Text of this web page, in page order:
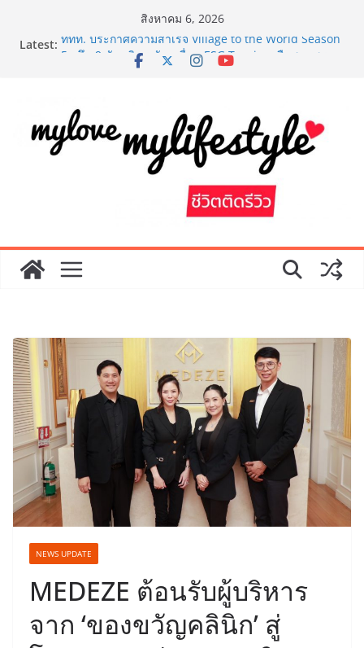
สิงหาคม 6, 2026
Latest: ททท. ประกาศความสำเร็จ Village to the World Season
5 ผนึก 9 พันธมิตร ขับเคลื่อน ESG Tourism สืบสานพระ
แห่งใหม่ในชลบุรี เดินหน้าขยายฐานการผลิตสู่เอเชียตะวัน
ออกเฉียงใต้ เสริมแกร่งยุทธศาสตร์ระดับโลก
TECNO ประกาศทรานส์ฟอร์มจากเกมมิ่งโฟน สู่ไลฟ์สไตล์
แฟชั่นไอเท็ม เสิร์ฟใหญ่ปักหมุดแลนมาร์คใหม่กลางสถานี
MRT วาง POVA 8 Series จุดเริ่มต้นครั้งสำคัญ
“หมอออย รมย์รวินท์” แพทย์หญิงหนึ่งเดียว โชว์ศักยภาพ
การแพทย์ไทย ในงานประชุมวิชาการ 8th SMART ตอกย้ำ
ต่อยอดเสิร์ฟความอร่อย ยกเมนูระดับตำนาน “ข้าวหน้าไก่
ราชวงศ์” พุ่งทะยานสู่น่านฟ้า
NEWS UPDATE
MEDEZE ต้อนรับผู้บริหาร
จาก ‘ของขวัญคลินิก’ สู่